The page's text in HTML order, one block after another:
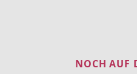
NOCH AUF